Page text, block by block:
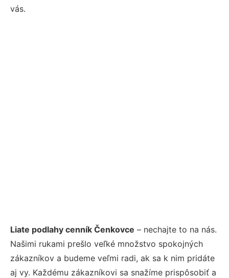
vás.
Liate podlahy cenník Čenkovce – nechajte to na nás.
Našimi rukami prešlo veľké množstvo spokojných
zákazníkov a budeme veľmi radi, ak sa k nim pridáte
aj vy. Každému zákazníkovi sa snažíme prispôsobiť a